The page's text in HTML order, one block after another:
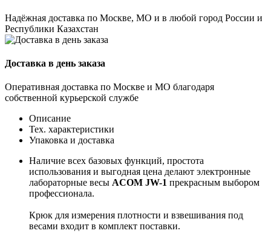
Надёжная доставка по Москве, МО и в любой город России и
Республики Казахстан
Доставка в день заказа
Оперативная доставка по Москве и МО благодаря
собственной курьерской службе
Описание
Тех. характеристики
Упаковка и доставка
Наличие всех базовых функций, простота
использования и выгодная цена делают электронные
лабораторные весы ACOM JW-1 прекрасным выбором
профессионала.
Крюк для измерения плотности и взвешивания под
весами входит в комплект поставки.